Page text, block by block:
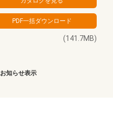
(141.7MB)
お知らせ表示